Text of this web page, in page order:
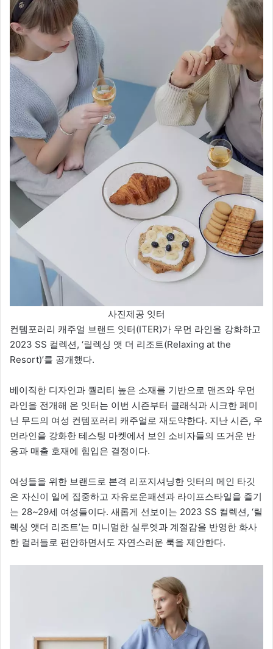
사진제공 잇터
컨템포러리 캐주얼 브랜드 잇터(ITER)가 우먼 라인을 강화하고
2023 SS 컬렉션, ‘릴렉싱 앳 더 리조트(Relaxing at the
Resort)’를 공개했다.
베이직한 디자인과 퀄리티 높은 소재를 기반으로 맨즈와 우먼
라인을 전개해 온 잇터는 이번 시즌부터 클래식과 시크한 페미
닌 무드의 여성 컨템포러리 캐주얼로 재도약한다. 지난 시즌, 우
먼라인을 강화한 테스팅 마켓에서 보인 소비자들의 뜨거운 반
응과 매출 호재에 힘입은 결정이다.
여성들을 위한 브랜드로 본격 리포지셔닝한 잇터의 메인 타깃
은 자신이 일에 집중하고 자유로운패션과 라이프스타일을 즐기
는 28~29세 여성들이다. 새롭게 선보이는 2023 SS 컬렉션, ‘릴
렉싱 앳더 리조트’는 미니멀한 실루엣과 계절감을 반영한 화사
한 컬러들로 편안하면서도 자연스러운 룩을 제안한다.